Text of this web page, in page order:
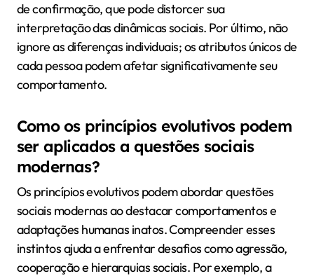
de confirmação, que pode distorcer sua
interpretação das dinâmicas sociais. Por último, não
ignore as diferenças individuais; os atributos únicos de
cada pessoa podem afetar significativamente seu
comportamento.
Como os princípios evolutivos podem
ser aplicados a questões sociais
modernas?
Os princípios evolutivos podem abordar questões
sociais modernas ao destacar comportamentos e
adaptações humanas inatos. Compreender esses
instintos ajuda a enfrentar desafios como agressão,
cooperação e hierarquias sociais. Por exemplo, a